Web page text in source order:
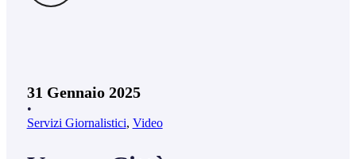
31 Gennaio 2025
•
Servizi Giornalistici, Video